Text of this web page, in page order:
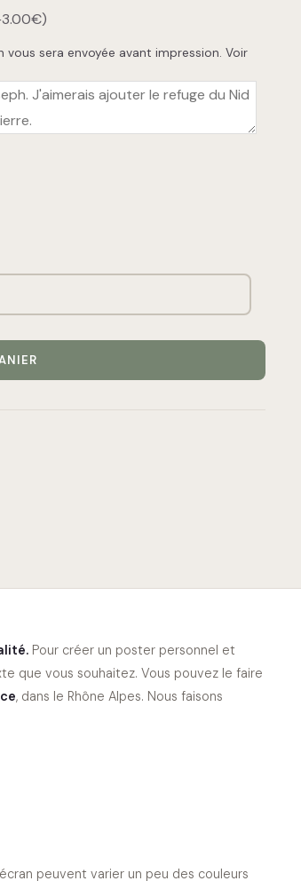
sera envoyée avant impression. Voir
Pour créer un poster personnel et
que vous souhaitez. Vous pouvez le faire
, dans le Rhône Alpes. Nous faisons
peuvent varier un peu des couleurs